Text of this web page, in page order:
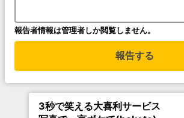
報告者情報は管理者しか閲覧しません。
報告する
3秒で笑える大喜利サービス